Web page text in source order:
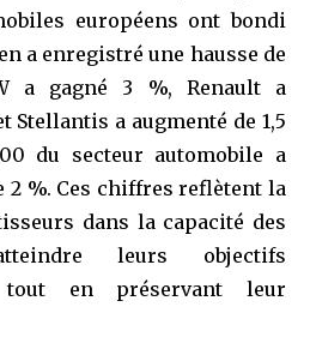
européens ont bondi
a enregistré une hausse de
a gagné 3 %, Renault a
Stellantis a augmenté de 1,5
du secteur automobile a
2 %. Ces chiffres reflètent la
dans la capacité des
leurs objectifs
tout en préservant leur